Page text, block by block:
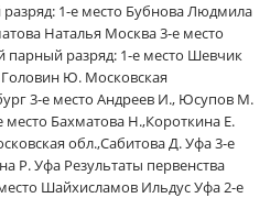
1-е место Бубнова Людмила
Наталья Москва 3-е место
разряд: 1-е место Шевчик
Ю. Московская
3-е место Андреев И., Юсупов М.
Бахматова Н.,Короткина Е.
обл.,Сабитова Д. Уфа 3-е
Р. Уфа Результаты первенства
Шайхисламов Ильдус Уфа 2-е